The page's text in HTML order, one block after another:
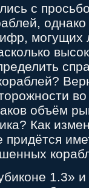
с
могущих
объём
Как
придётся
1.3»